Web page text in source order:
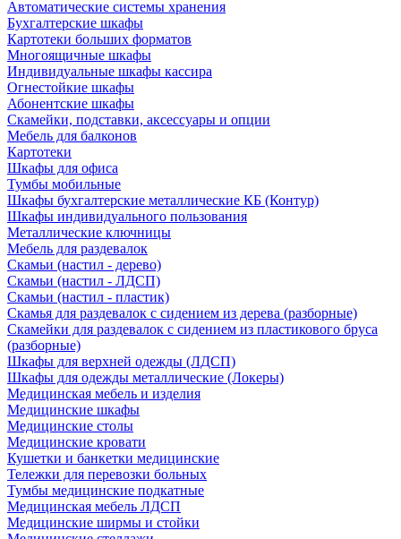
Автоматические системы хранения
Бухгалтерские шкафы
Картотеки больших форматов
Многоящичные шкафы
Индивидуальные шкафы кассира
Огнестойкие шкафы
Абонентские шкафы
Скамейки, подставки, аксессуары и опции
Мебель для балконов
Картотеки
Шкафы для офиса
Тумбы мобильные
Шкафы бухгалтерские металлические КБ (Контур)
Шкафы индивидуального пользования
Металлические ключницы
Мебель для раздевалок
Скамьи (настил - дерево)
Скамьи (настил - ЛДСП)
Скамьи (настил - пластик)
Скамья для раздевалок с сидением из дерева (разборные)
Скамейки для раздевалок с сидением из пластикового бруса
(разборные)
Шкафы для верхней одежды (ЛДСП)
Шкафы для одежды металлические (Локеры)
Медицинская мебель и изделия
Медицинские шкафы
Медицинские столы
Медицинские кровати
Кушетки и банкетки медицинские
Тележки для перевозки больных
Тумбы медицинские подкатные
Медицинская мебель ЛДСП
Медицинские ширмы и стойки